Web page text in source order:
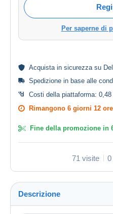
Per saperne di
Acquista in sicurezza su
Spedizione in base alle
Costi della piattaforma: 0,48
Rimangono 6 giorni 12 ore
Fine della promozione in
71 visite 0
Descrizione